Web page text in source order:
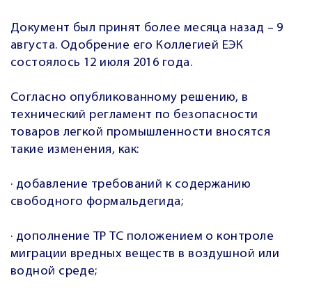
Документ был принят более месяца назад – 9
августа. Одобрение его Коллегией ЕЭК
состоялось 12 июля 2016 года.
Согласно опубликованному решению, в
технический регламент по безопасности
товаров легкой промышленности вносятся
такие изменения, как:
· добавление требований к содержанию
свободного формальдегида;
· дополнение ТР ТС положением о контроле
миграции вредных веществ в воздушной или
водной среде;